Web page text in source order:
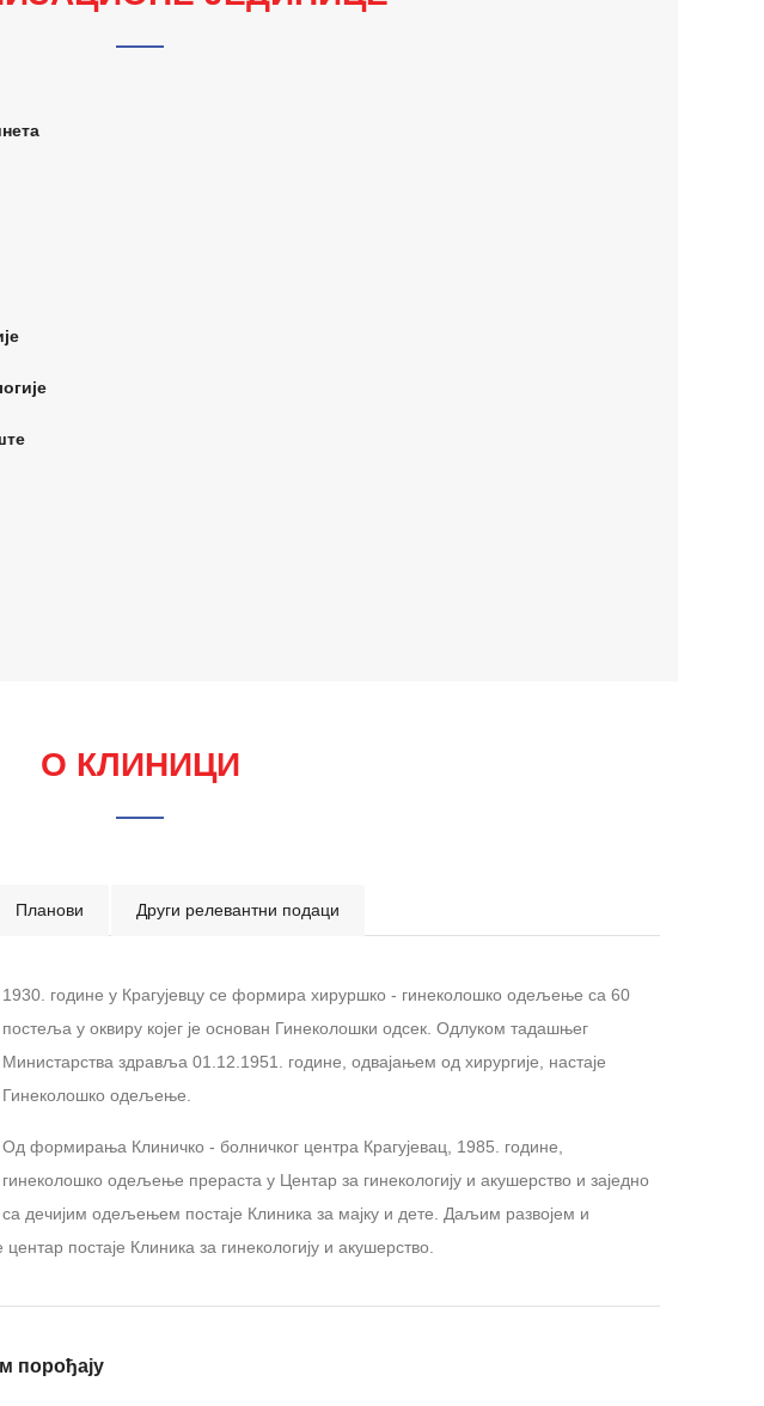
О КЛИНИЦИ
Планови Други релевантни подаци
1930. године у Крагујевцу се формира хируршко ‐ гинеколошко одељење са 60
постеља у оквиру којег је основан Гинеколошки одсек. Одлуком тадашњег
Министарства здравља 01.12.1951. године, одвајањем од хирургије, настаје
Гинеколошко одељење.
Од формирања Клиничко ‐ болничког центра Крагујевац, 1985. године,
гинеколошко одељење прераста у Центар за гинекологију и акушерство и заједно
са дечијим одељењем постаје Клиника за мајку и дете. Даљим развојем и
постаје Клиника за гинекологију и акушерство.
порођају